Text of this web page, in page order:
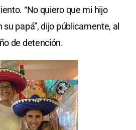
“No quiero que mi hijo
papá”, dijo públicamente, al
de detención.